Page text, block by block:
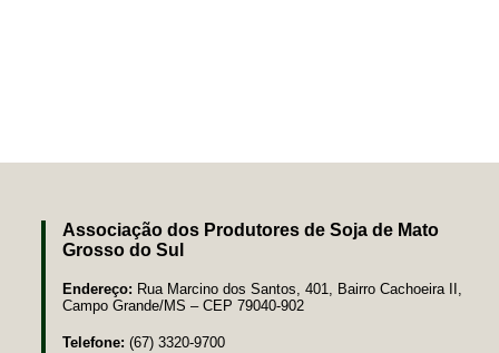
Associação dos Produtores de Soja de Mato
Grosso do Sul
Endereço: Rua Marcino dos Santos, 401, Bairro Cachoeira II,
Campo Grande/MS – CEP 79040-902
Telefone: (67) 3320-9700